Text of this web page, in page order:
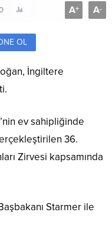
A+ A-
OL
İngiltere
ev sahipliğinde
36.
Zirvesi kapsamında
Starmer ile